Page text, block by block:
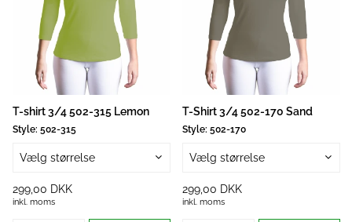
T-shirt 3/4 502-315 Lemon
Style: 502-315
Vælg størrelse
299,00 DKK
inkl. moms
T-Shirt 3/4 502-170 Sand
Style: 502-170
Vælg størrelse
299,00 DKK
inkl. moms